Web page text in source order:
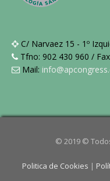
C/ Narvaez 15 - 1º
Tfno: 902 430 960 /
Mail:
© 2019 ©
Politica de Cookies |